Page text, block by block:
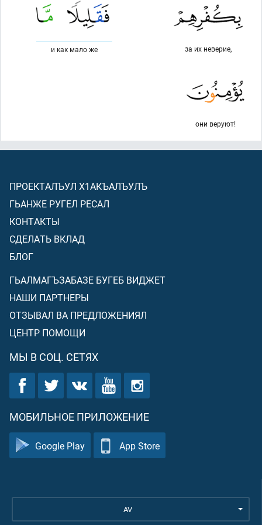
за их неверие,
и как мало же
они веруют!
ПРОЕКТАЛЪУЛ Х1АКЪАЛЪУЛЪ
ГЬАНЖЕ РУГЕЛ РЕСАЛ
КОНТАКТЫ
СДЕЛАТЬ ВКЛАД
БЛОГ
ГЬАЛМАГЪЗАБАЗЕ БУГЕБ ВИДЖЕТ
НАШИ ПАРТНЕРЫ
ОТЗЫВАЛ ВА ПРЕДЛОЖЕНИЯЛ
ЦЕНТР ПОМОЩИ
МЫ В СОЦ. СЕТЯХ
МОБИЛЬНОЕ ПРИЛОЖЕНИЕ
Google Play App Store
AV